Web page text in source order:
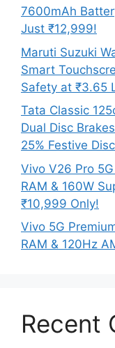
7600mAh
Just ₹12,999!
Maruti Suzuki
Smart
Safety at ₹3.65
Tata Classic
Dual Disc
25% Festive
Vivo V26 Pro
RAM & 160W
₹10,999 Only!
Vivo 5G
RAM & 120Hz
Recent